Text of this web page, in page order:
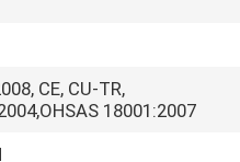
CE, CU-TR,
18001:2007